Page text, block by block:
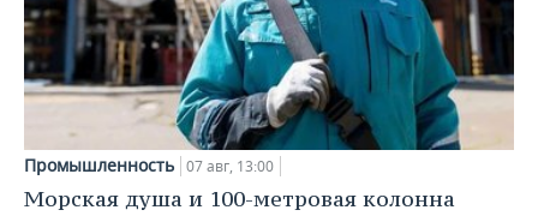
Промышленность 07 авг, 13:00
Морская душа и 100-метровая колонна